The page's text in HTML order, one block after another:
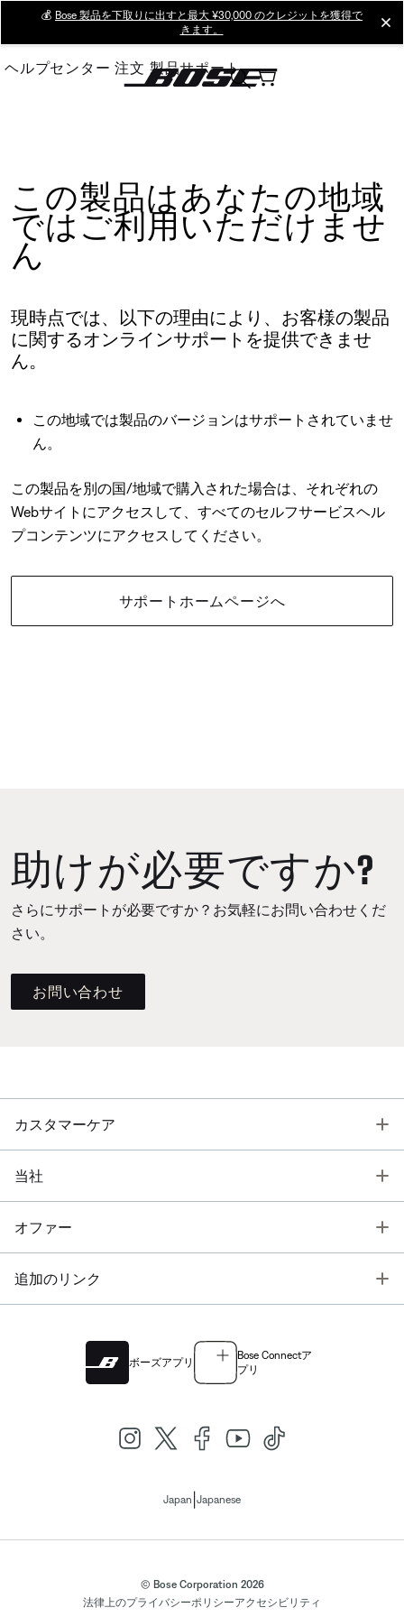
Main
💰 Bose 製品を下取りに出すと最大 ¥30,000 のクレジットを獲得で
きます。
ヘルプセンター 注文 製品サポート
この製品はあなたの地域
ではご利用いただけませ
ん
現時点では、以下の理由により、お客様の製品
に関するオンラインサポートを提供できませ
ん。
この地域では製品のバージョンはサポートされていませ
ん。
この製品を別の国/地域で購入された場合は、それぞれの
Webサイトにアクセスして、すべてのセルフサービスヘル
プコンテンツにアクセスしてください。
サポートホームページへ
助けが必要ですか?
さらにサポートが必要ですか？お気軽にお問い合わせくだ
さい。
お問い合わせ
カスタマーケア
当社
オファー
追加のリンク
ボーズアプリ
Bose Connectア
プリ
Japan Japanese
© Bose Corporation 2026
法律上のプライバシーポリシーアクセシビリティ